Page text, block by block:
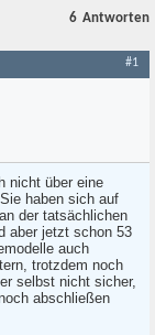
6 Antworten
#1
nicht über eine
haben sich auf
der tatsächlichen
aber jetzt schon 53
auch
trotzdem noch
selbst nicht sicher,
abschließen